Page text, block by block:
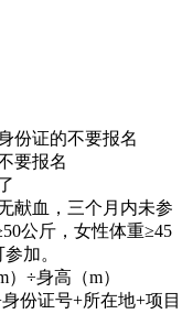
份证的不要报名
要报名
献血，三个月内未参
公斤，女性体重≥45
加。
÷身高（m）
份证号+所在地+项目